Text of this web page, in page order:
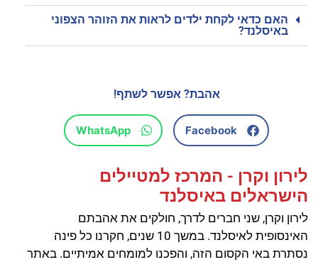
האם כדאי לקחת ילדים לראות את הזוהר הצפוני
באיסלנד?
אהבת? אפשר לשתף!
Facebook
WhatsApp
לירון וקרן - המרכז למטיילים
הישראלים באיסלנד
לירון וקרן, שני חברים לדרך, חולקים את אהבתם
האינסופית לאיסלנד. במשך 10 שנים, חקרנו כל פינה
נסתרת באי הקסום הזה, והפכנו למומחים אמיתיים. באתר